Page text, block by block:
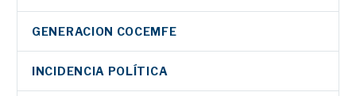
GENERACION COCEMFE
INCIDENCIA POLÍTICA